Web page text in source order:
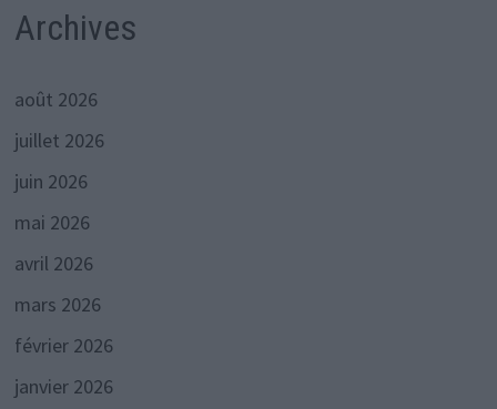
Archives
août 2026
juillet 2026
juin 2026
mai 2026
avril 2026
mars 2026
février 2026
janvier 2026